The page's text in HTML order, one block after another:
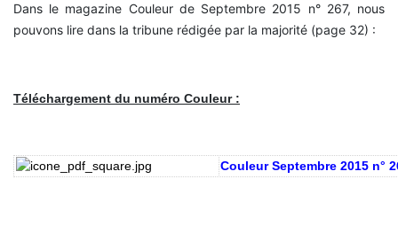
Dans le magazine Couleur de Septembre 2015 n° 267, nous
pouvons lire dans la tribune rédigée par la majorité (page 32) :
Téléchargement du numéro Couleur :
CouleurSeptembre 2015 n°